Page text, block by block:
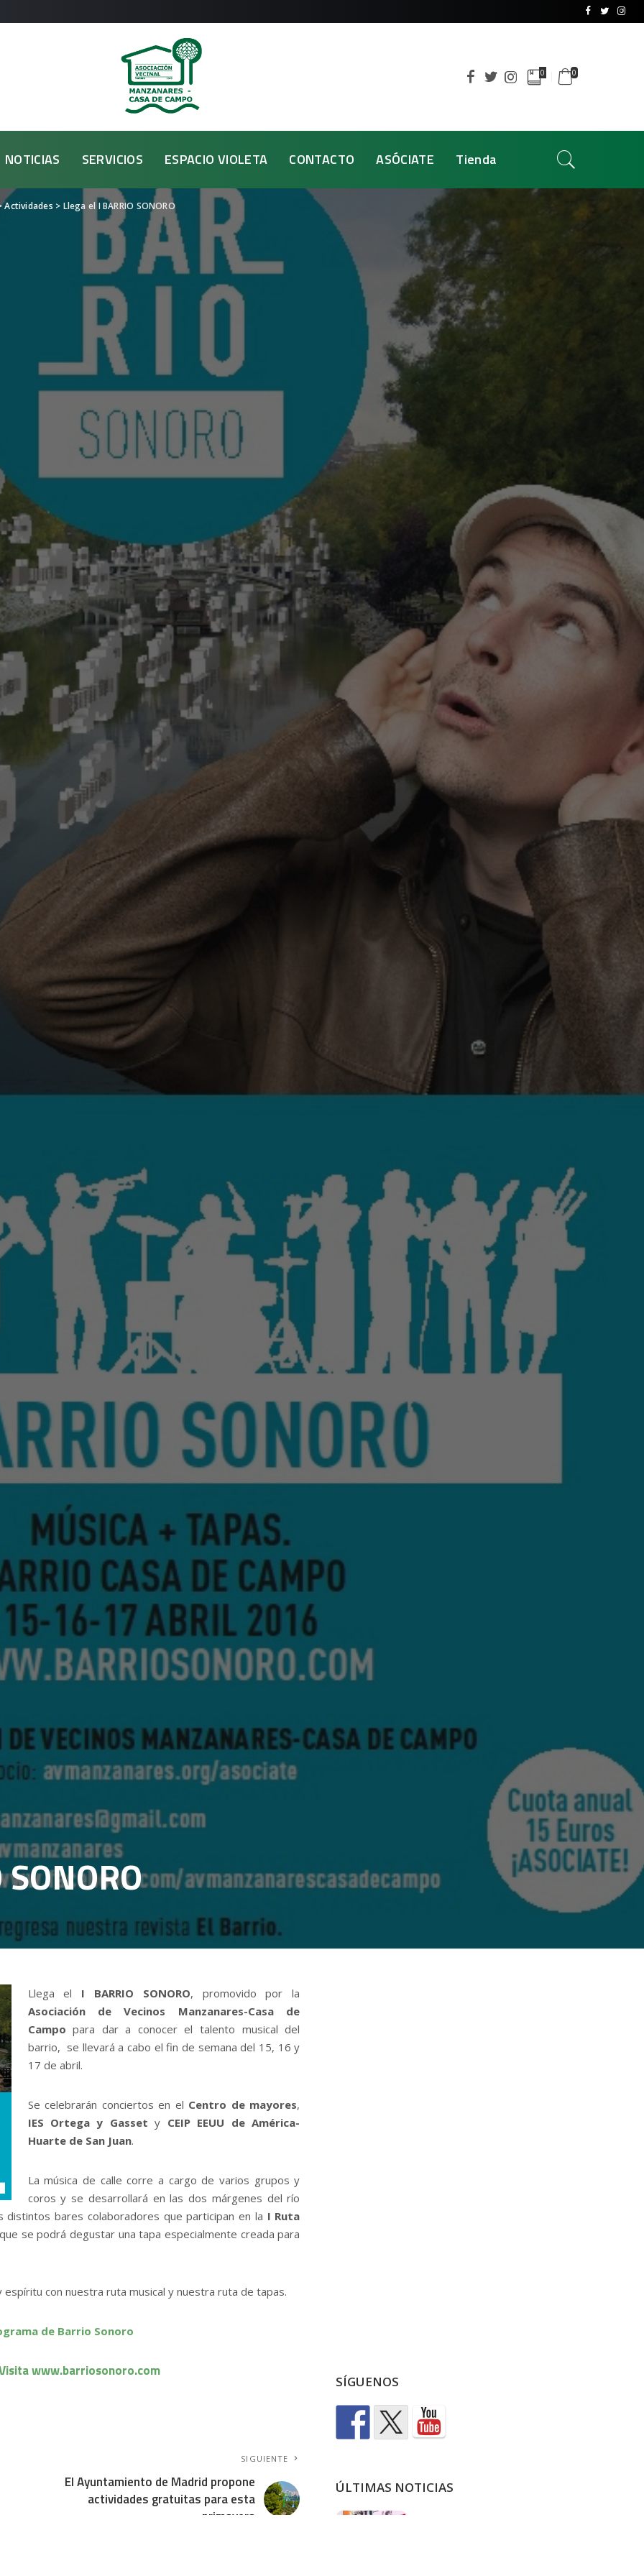
0 0
NOTICIAS SERVICIOS ESPACIO VIOLETA CONTACTO ASÓCIATE Tienda
Actividades > Llega el I BARRIO SONORO
Llega el I BARRIO SONORO, promovido por la
Asociación de Vecinos Manzanares-Casa de
Campo para dar a conocer el talento musical del
barrio, se llevará a cabo el fin de semana del 15, 16 y
17 de abril.
Se celebrarán conciertos en el Centro de mayores,
IES Ortega y Gasset y CEIP EEUU de América-
Huarte de San Juan.
La música de calle corre a cargo de varios grupos y
coros y se desarrollará en las dos márgenes del río
distintos bares colaboradores que participan en la I Ruta
se podrá degustar una tapa especialmente creada para
con nuestra ruta musical y nuestra ruta de tapas.
de Barrio Sonoro
www.barriosonoro.com
SIGUIENTE
El Ayuntamiento de Madrid propone
actividades gratuitas para esta
primavera
SÍGUENOS
ÚLTIMAS NOTICIAS